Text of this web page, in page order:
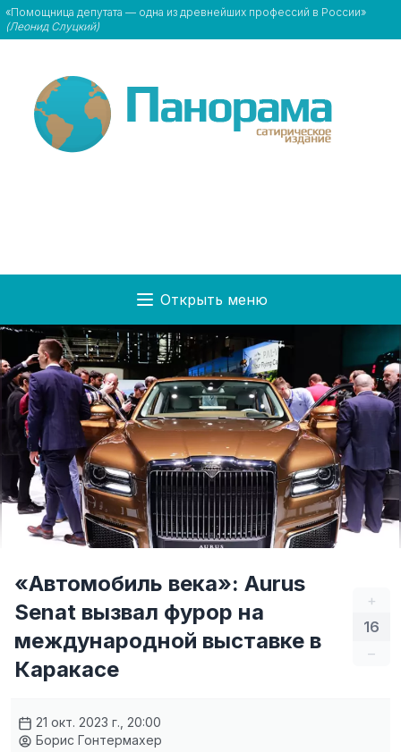
«Помощница депутата — одна из древнейших профессий в России»
(Леонид Слуцкий)
Открыть меню
+
16
–
«Автомобиль века»: Aurus
Senat вызвал фурор на
международной выставке в
Каракасе
21 окт. 2023 г., 20:00
Борис Гонтермахер